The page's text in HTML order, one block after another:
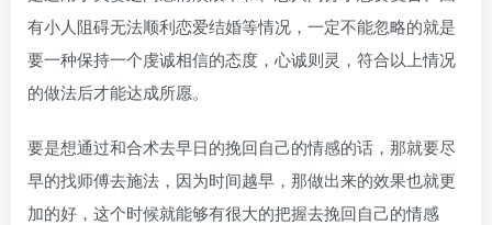
有小人阻碍无法顺利恋爱结婚等情况，一定不能忽略的就是
要一种保持一个虔诚相信的态度，心诚则灵，符合以上情况
的做法后才能达成所愿。
要是想通过和合术去早日的挽回自己的情感的话，那就要尽
早的找师傅去施法，因为时间越早，那做出来的效果也就更
加的好，这个时候就能够有很大的把握去挽回自己的情感